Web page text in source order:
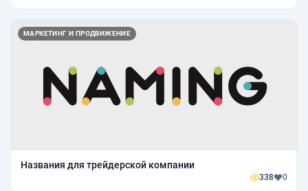
МАРКЕТИНГ И ПРОДВИЖЕНИЕ
Названия для трейдерской компании
338 0